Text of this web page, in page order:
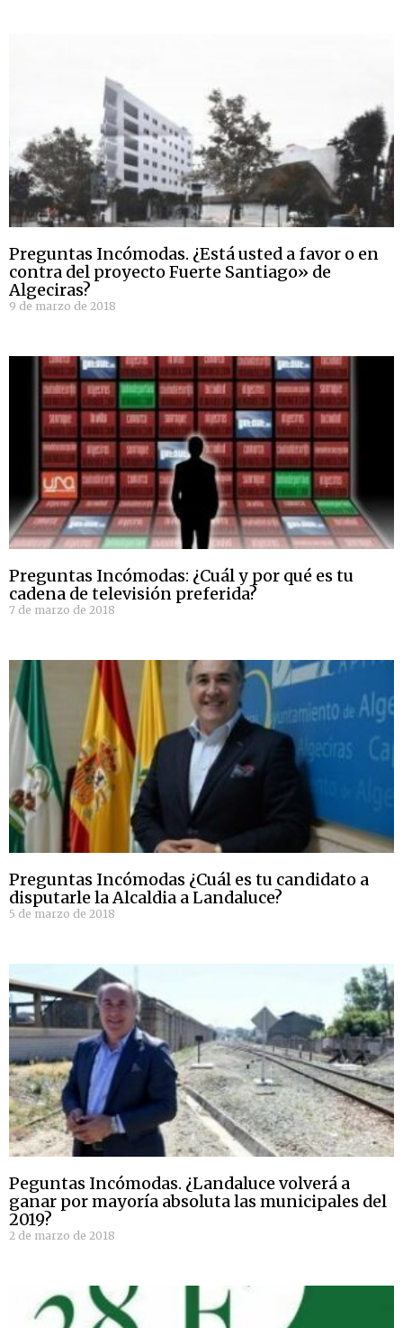
Preguntas Incómodas. ¿Está usted a favor o en
contra del proyecto Fuerte Santiago» de
Algeciras?
9 de marzo de 2018
Preguntas Incómodas: ¿Cuál y por qué es tu
cadena de televisión preferida?
7 de marzo de 2018
Preguntas Incómodas ¿Cuál es tu candidato a
disputarle la Alcaldia a Landaluce?
5 de marzo de 2018
Peguntas Incómodas. ¿Landaluce volverá a
ganar por mayoría absoluta las municipales del
2019?
2 de marzo de 2018